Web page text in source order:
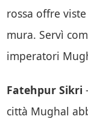
rossa offre
mura. Servì
imperatori
Fatehpur Sikri
città Mughal